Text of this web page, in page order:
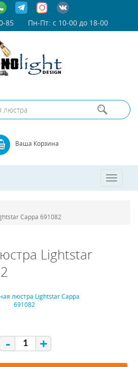
85 Пн-Пт: с 10-00 до 18-00
Ваша Корзина
Toggle
Cappa 691082
Lightstar
- +